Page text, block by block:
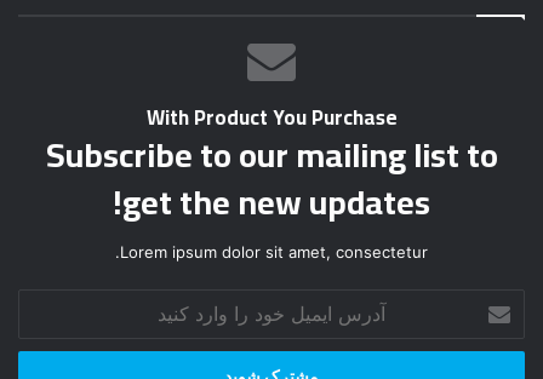
With Product You Purchase
Subscribe to our mailing list to
get the new updates!
Lorem ipsum dolor sit amet, consectetur.
ر